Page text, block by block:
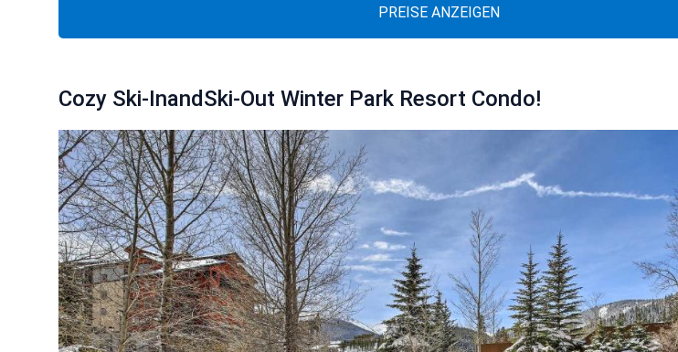
PREISE ANZEIGEN
Cozy Ski-InandSki-Out Winter Park Resort Condo!